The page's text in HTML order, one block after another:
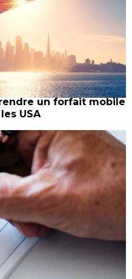
un forfait mobile
USA